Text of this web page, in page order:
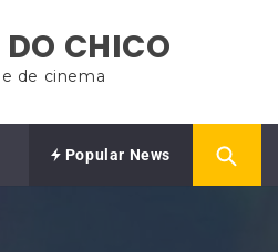
DO CHICO
de cinema
Popular News